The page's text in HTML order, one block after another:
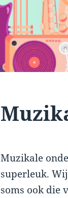
Muzikale
superleuk.
soms ook die